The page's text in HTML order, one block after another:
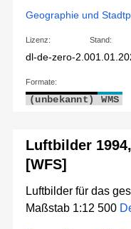
Geographie und
Lizenz:
dl-de-zero-2.0
Stand:
Formate:
(unbekannt) WMS
Luftbilder
[WFS]
Luftbilder für das
Maßstab 1:12 500